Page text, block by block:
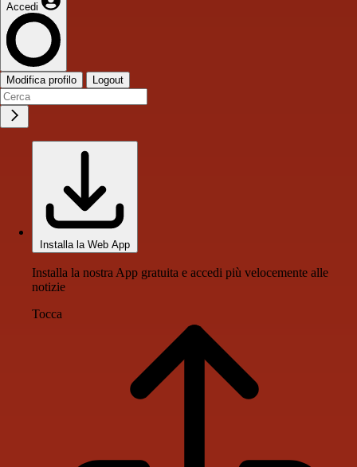
Accedi
Modifica profilo Logout
Installa la Web App
Installa la nostra App gratuita e accedi più velocemente alle
notizie
Tocca